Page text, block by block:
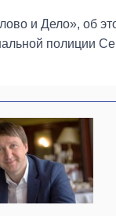
и Дело», об
полиции